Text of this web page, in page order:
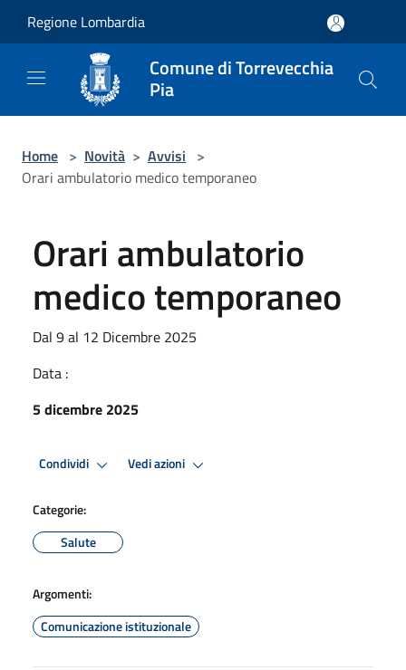
Regione Lombardia
Comune di Torrevecchia
Pia
Home > Novità > Avvisi >
Orari ambulatorio medico temporaneo
Orari ambulatorio
medico temporaneo
Dal 9 al 12 Dicembre 2025
Data :
5 dicembre 2025
Condividi Vedi azioni
Categorie:
Salute
Argomenti:
Comunicazione istituzionale